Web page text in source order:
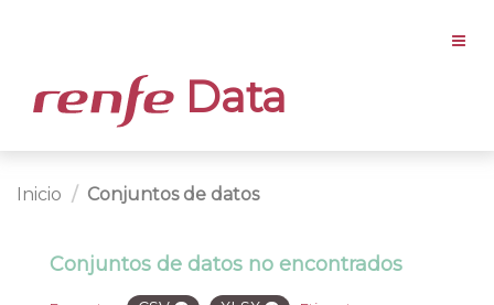
Data
Inicio Conjuntos de datos
Conjuntos de datos no encontrados